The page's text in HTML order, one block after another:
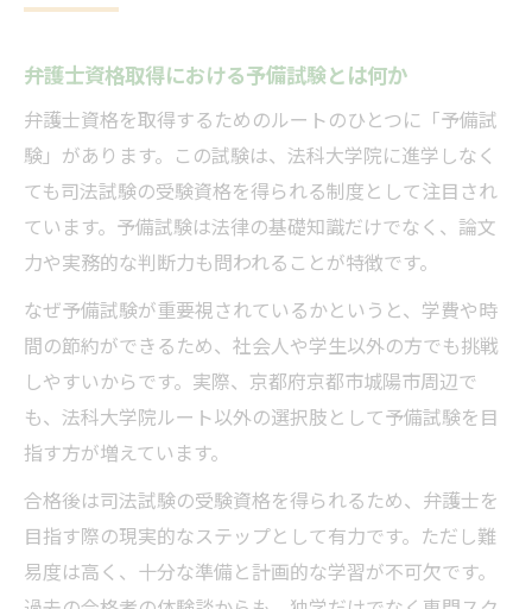
弁護士資格取得における予備試験とは何か
弁護士資格を取得するためのルートのひとつに「予備試
験」があります。この試験は、法科大学院に進学しなく
ても司法試験の受験資格を得られる制度として注目され
ています。予備試験は法律の基礎知識だけでなく、論文
力や実務的な判断力も問われることが特徴です。
なぜ予備試験が重要視されているかというと、学費や時
間の節約ができるため、社会人や学生以外の方でも挑戦
しやすいからです。実際、京都府京都市城陽市周辺で
も、法科大学院ルート以外の選択肢として予備試験を目
指す方が増えています。
合格後は司法試験の受験資格を得られるため、弁護士を
目指す際の現実的なステップとして有力です。ただし難
易度は高く、十分な準備と計画的な学習が不可欠です。